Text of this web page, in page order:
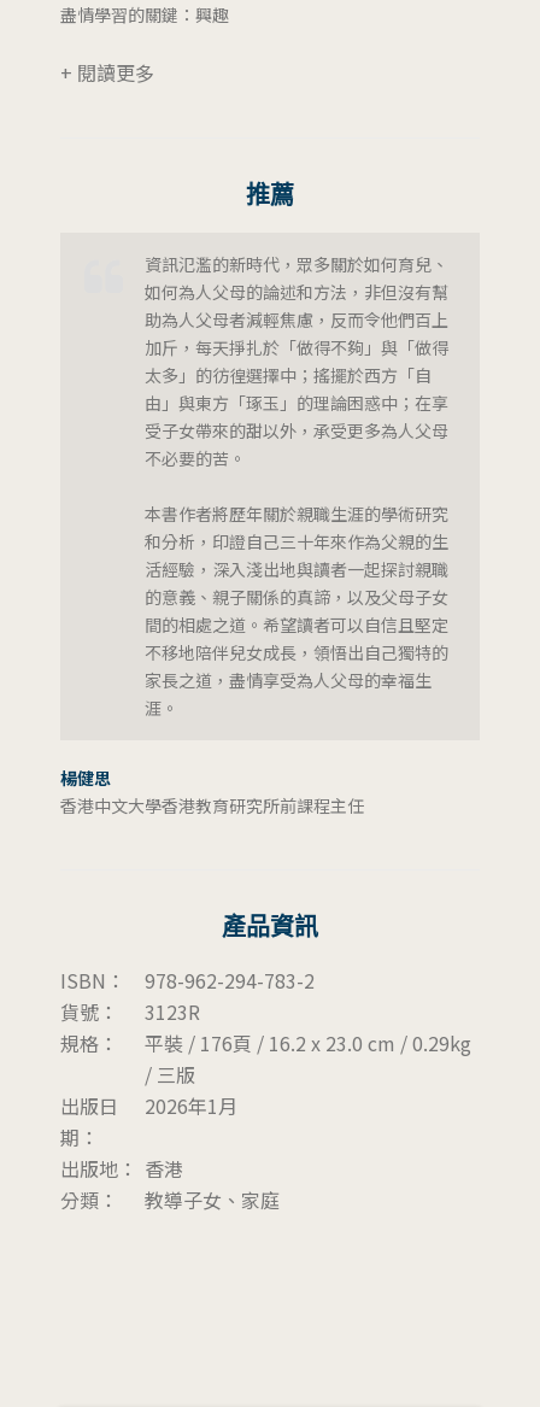
盡情學習的關鍵：興趣
+ 閱讀更多
推薦
資訊氾濫的新時代，眾多關於如何育兒、
如何為人父母的論述和方法，非但沒有幫
助為人父母者減輕焦慮，反而令他們百上
加斤，每天掙扎於「做得不夠」與「做得
太多」的彷徨選擇中；搖擺於西方「自
由」與東方「琢玉」的理論困惑中；在享
受子女帶來的甜以外，承受更多為人父母
不必要的苦。
本書作者將歷年關於親職生涯的學術研究
和分析，印證自己三十年來作為父親的生
活經驗，深入淺出地與讀者一起探討親職
的意義、親子關係的真諦，以及父母子女
間的相處之道。希望讀者可以自信且堅定
不移地陪伴兒女成長，領悟出自己獨特的
家長之道，盡情享受為人父母的幸福生
涯。
楊健思
香港中文大學香港教育研究所前課程主任
產品資訊
ISBN：
978-962-294-783-2
貨號：
3123R
規格：
平裝 / 176頁 / 16.2 x 23.0 cm / 0.29kg
/ 三版
出版日
期：
2026年1月
出版地： 香港
分類：
教導子女、家庭